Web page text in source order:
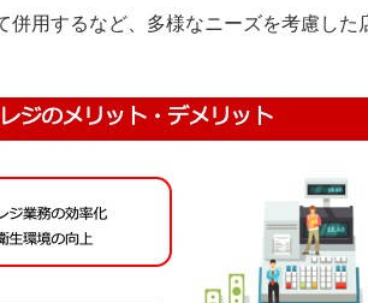
用するなど、多様なニーズを考慮した